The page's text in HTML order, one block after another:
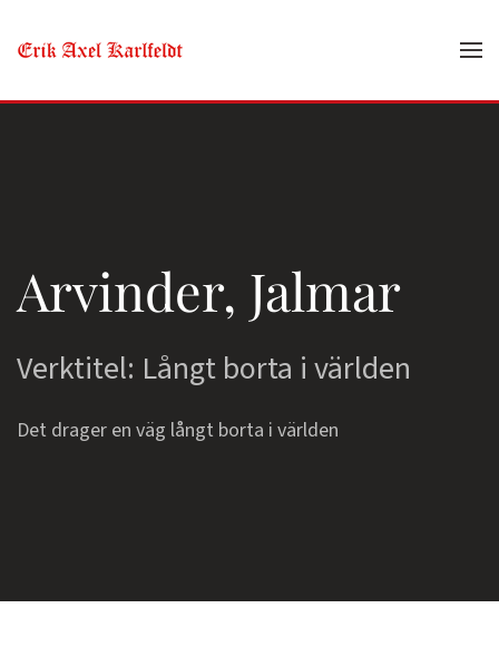
Skip to main content
Arvinder, Jalmar
Verktitel: Långt borta i världen
Det drager en väg långt borta i världen